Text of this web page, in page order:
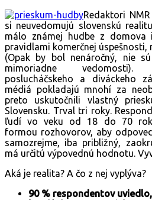
Redaktori
si neuvedomujú slovenskú
málo známej hudbe z domova
pravidlami komerčnej úspešnosti,
(Opak by bol nenáročný, nie
mimoriadne
poslucháčskeho a diváckeho
médiá pokladajú mnohí za
preto uskutočnili vlastný
Slovensku. Trval tri roky.
ľudí vo veku od 18 do 70
formou rozhovorov, aby
samozrejme, iba približný,
má určitú výpovednú hodnotu.
Aká je realita? A čo z nej vyplýva?
90 % respondentov